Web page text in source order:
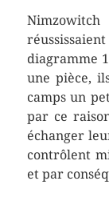
diagramme
une pièce,
camps un
par ce
échanger
contrôlent
et par